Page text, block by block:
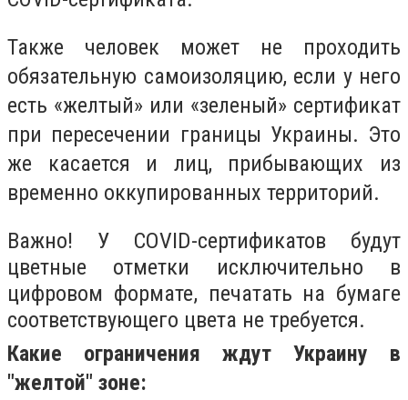
Также человек может не проходить
обязательную самоизоляцию, если у него
есть «желтый» или «зеленый» сертификат
при пересечении границы Украины. Это
же касается и лиц, прибывающих из
временно оккупированных территорий.
Важно! У COVID-сертификатов будут
цветные отметки исключительно в
цифровом формате, печатать на бумаге
соответствующего цвета не требуется.
Какие ограничения ждут Украину в
"желтой" зоне: